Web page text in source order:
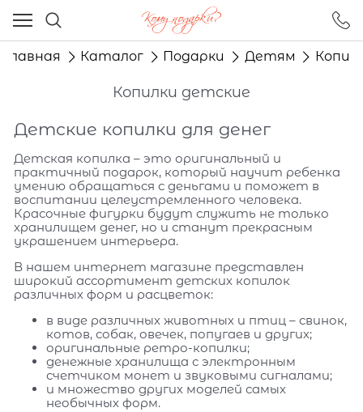
Главная Каталог Подарки Детям
Копилки детские
Детские копилки для денег
Детская копилка – это оригинальный и
практичный подарок, который научит ребенка
умению обращаться с деньгами и поможет в
воспитании целеустремленного человека.
Красочные фигурки будут служить не только
хранилищем денег, но и станут прекрасным
украшением интерьера.
В нашем интернет магазине представлен
широкий ассортимент детских копилок
различных форм и расцветок:
в виде различных животных и птиц – свинок,
котов, собак, овечек, попугаев и других;
оригинальные ретро-копилки;
денежные хранилища с электронным
счетчиком монет и звуковыми сигналами;
и множество других моделей самых
необычных форм.
Ваш город - Москва,
угадали?
ДА НЕТ